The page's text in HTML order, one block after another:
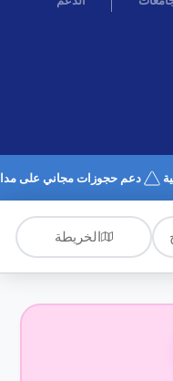
دعم حجوزات مجاني على مدار
الخريطة